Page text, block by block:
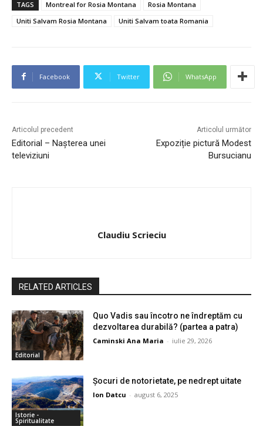
TAGS Montreal for Rosia Montana
Rosia Montana
Uniti Salvam Rosia Montana
Uniti Salvam toata Romania
Facebook Twitter WhatsApp
Articolul precedent
Editorial – Nașterea unei
televiziuni
Articolul următor
Expoziție pictură Modest
Bursucianu
Claudiu Scrieciu
RELATED ARTICLES
Editorial
Quo Vadis sau încotro ne îndreptăm cu
dezvoltarea durabilă? (partea a patra)
Caminski Ana Maria - iulie 29, 2026
Istorie -
Spiritualitate
Şocuri de notorietate, pe nedrept uitate
Ion Datcu - august 6, 2025